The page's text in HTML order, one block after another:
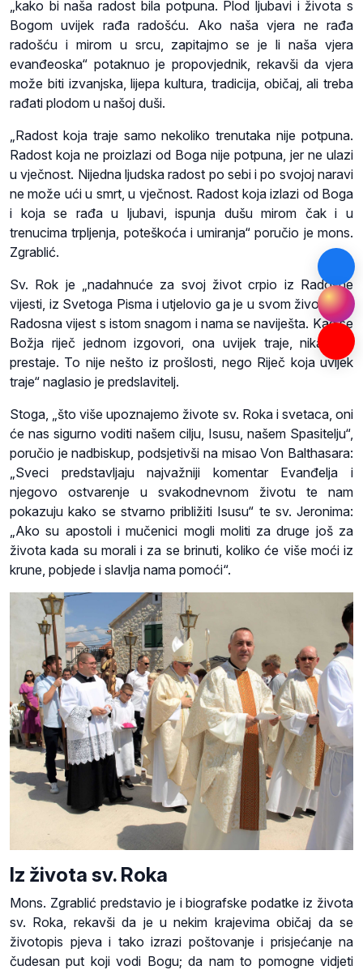
„kako bi naša radost bila potpuna. Plod ljubavi i života s
Bogom uvijek rađa radošću. Ako naša vjera ne rađa
radošću i mirom u srcu, zapitajmo se je li naša vjera
evanđeoska“ potaknuo je propovjednik, rekavši da vjera
može biti izvanjska, lijepa kultura, tradicija, običaj, ali treba
rađati plodom u našoj duši.
„Radost koja traje samo nekoliko trenutaka nije potpuna.
Radost koja ne proizlazi od Boga nije potpuna, jer ne ulazi
u vječnost. Nijedna ljudska radost po sebi i po svojoj naravi
ne može ući u smrt, u vječnost. Radost koja izlazi od Boga
i koja se rađa u ljubavi, ispunja dušu mirom čak i u
trenucima trpljenja, poteškoća i umiranja“ poručio je mons.
Zgrablić.
Sv. Rok je „nadahnuće za svoj život crpio iz Radosne
vijesti, iz Svetoga Pisma i utjelovio ga je u svom životu. Ta
Radosna vijest s istom snagom i nama se naviješta. Kad se
Božja riječ jednom izgovori, ona uvijek traje, nikad ne
prestaje. To nije nešto iz prošlosti, nego Riječ koja uvijek
traje“ naglasio je predslavitelj.
Stoga, „što više upoznajemo živote sv. Roka i svetaca, oni
će nas sigurno voditi našem cilju, Isusu, našem Spasitelju“,
poručio je nadbiskup, podsjetivši na misao Von Balthasara:
„Sveci predstavljaju najvažniji komentar Evanđelja i
njegovo ostvarenje u svakodnevnom životu te nam
pokazuju kako se stvarno približiti Isusu“ te sv. Jeronima:
„Ako su apostoli i mučenici mogli moliti za druge još za
života kada su morali i za se brinuti, koliko će više moći iz
krune, pobjede i slavlja nama pomoći“.
Iz života sv. Roka
Mons. Zgrablić predstavio je i biografske podatke iz života
sv. Roka, rekavši da je u nekim krajevima običaj da se
životopis pjeva i tako izrazi poštovanje i prisjećanje na
čudesan put koji vodi Bogu; da nam to pomogne vidjeti